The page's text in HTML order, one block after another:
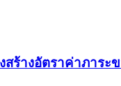
ร้างอัตราค่าภาระข